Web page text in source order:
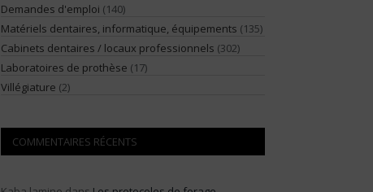
Demandes d'emploi (140)
Matériels dentaires, informatique, équipements (135)
Cabinets dentaires / locaux professionnels (302)
Laboratoires de prothèse (17)
Villégiature (2)
COMMENTAIRES RÉCENTS